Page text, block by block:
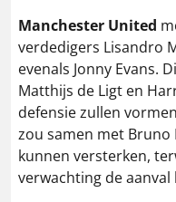
Manchester United
verdedigers Lisandro
evenals Jonny Evans.
Matthijs de Ligt en
defensie zullen
zou samen met
kunnen versterken,
verwachting de aanval